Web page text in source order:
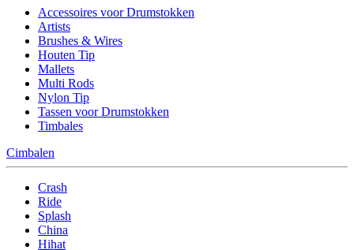
Accessoires voor Drumstokken
Artists
Brushes & Wires
Houten Tip
Mallets
Multi Rods
Nylon Tip
Tassen voor Drumstokken
Timbales
Cimbalen
Crash
Ride
Splash
China
Hihat